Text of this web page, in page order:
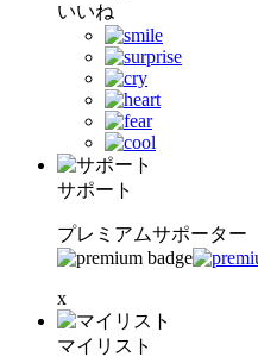
いいね
サポート
プレミアムサポーター
x
マイリスト